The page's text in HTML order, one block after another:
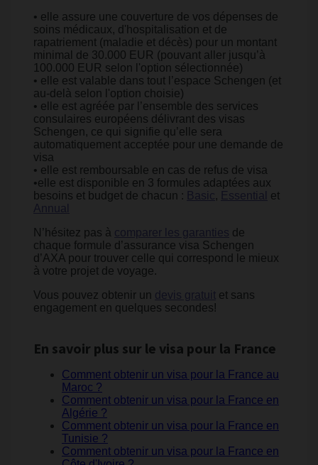
• elle assure une couverture de vos dépenses de
soins médicaux, d'hospitalisation et de
rapatriement (maladie et décès) pour un montant
minimal de 30.000 EUR (pouvant aller jusqu’à
100.000 EUR selon l'option sélectionnée)
• elle est valable dans tout l’espace Schengen (et
au-delà selon l'option choisie)
• elle est agréée par l’ensemble des services
consulaires européens délivrant des visas
Schengen, ce qui signifie qu’elle sera
automatiquement acceptée pour une demande de
visa
• elle est remboursable en cas de refus de visa
•elle est disponible en 3 formules adaptées aux
besoins et budget de chacun : Basic, Essential
et
Annual
N’hésitez pas à comparer les garanties de
chaque formule d’assurance visa Schengen
d’AXA pour trouver celle qui correspond le mieux
à votre projet de voyage.
Vous pouvez obtenir un devis gratuit et sans
engagement en quelques secondes!
En savoir plus sur le visa pour la France
Comment obtenir un visa pour la France au
Maroc ?
Comment obtenir un visa pour la France en
Algérie ?
Comment obtenir un visa pour la France en
Tunisie ?
Comment obtenir un visa pour la France en